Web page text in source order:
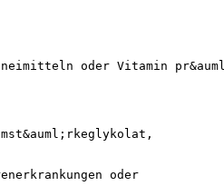
oder Vitamin
oder